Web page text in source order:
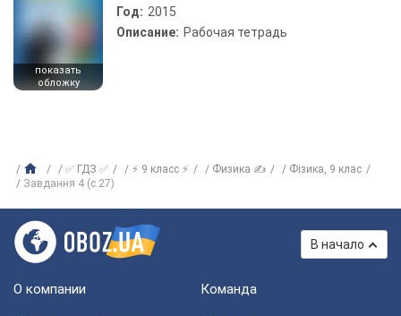
показать
обложку
Год: 2015
Описание: Рабочая тетрадь
✅ ГДЗ ✅ ⚡ 9 класс ⚡ Физика ✍
Фізика, 9 клас
Завдання 4 (с.27)
В начало
О компании Команда